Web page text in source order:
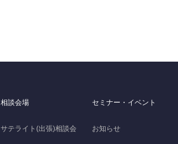
相談会場
サテライト(出張)相談会
セミナー・イベント
お知らせ